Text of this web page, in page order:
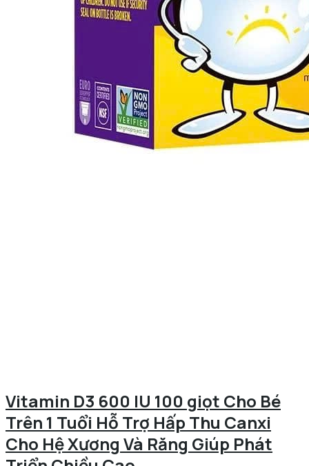
Vitamin D3 600 IU 100 giọt Cho Bé
Trên 1 Tuổi Hỗ Trợ Hấp Thu Canxi
Cho Hệ Xương Và Răng Giúp Phát